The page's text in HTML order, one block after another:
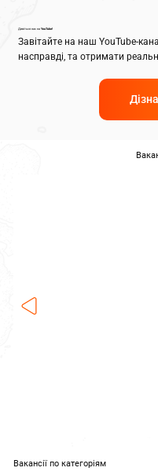
Дивіться нас на YouTube!
Завітайте на наш YouTube-
насправді, та отримати
Вакансії по категоріям